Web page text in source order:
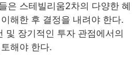
은 스테빌리움2차의 다양한 혜
해한 후 결정을 내려야 한다.
및 장기적인 투자 관점에서의
해야 한다.